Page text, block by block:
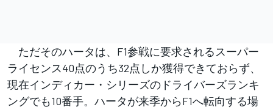
ただそのハータは、F1参戦に要求されるスーパー
ライセンス40点のうち32点しか獲得できておらず、
現在インディカー・シリーズのドライバーズランキ
ングでも10番手。ハータが来季からF1へ転向する場